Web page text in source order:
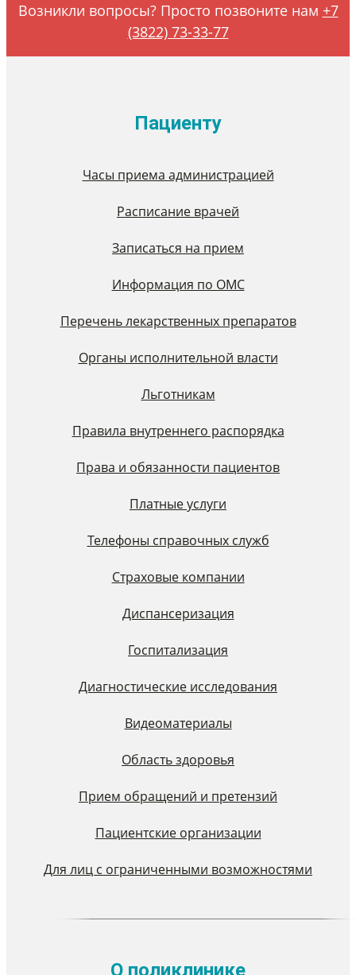
Возникли вопросы? Просто позвоните нам +7
(3822) 73-33-77
Пациенту
Часы приема администрацией
Расписание врачей
Записаться на прием
Информация по ОМС
Перечень лекарственных препаратов
Органы исполнительной власти
Льготникам
Правила внутреннего распорядка
Права и обязанности пациентов
Платные услуги
Телефоны справочных служб
Страховые компании
Диспансеризация
Госпитализация
Диагностические исследования
Видеоматериалы
Область здоровья
Прием обращений и претензий
Пациентские организации
Для лиц с ограниченными возможностями
О поликлинике